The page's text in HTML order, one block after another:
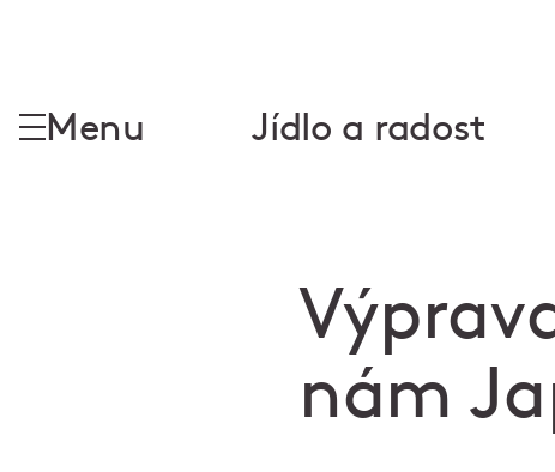
Menu Jídlo a radost
nám